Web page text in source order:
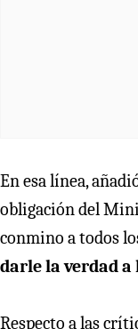
En esa línea,
obligación del
conmino a todos
darle la verdad
Respecto a las